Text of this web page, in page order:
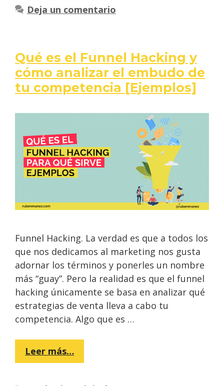
Deja un comentario
Qué es el Funnel Hacking y
cómo analizar el embudo de
tu competencia [Ejemplos]
Funnel Hacking. La verdad es que a todos los
que nos dedicamos al marketing nos gusta
adornar los términos y ponerles un nombre
más “guay”. Pero la realidad es que el funnel
hacking únicamente se basa en analizar qué
estrategias de venta lleva a cabo tu
competencia. Algo que es …
Leer más…